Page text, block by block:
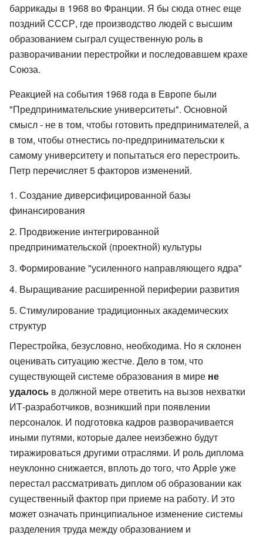
баррикады в 1968 во Франции. Я бы сюда отнес еще
поздний СССР, где производство людей с высшим
образованием сыграл существенную роль в
разворачивании перестройки и последовавшем крахе
Союза.
Реакцией на события 1968 года в Европе были
"Предпринимательские университеты". Основной
смысл - не в том, чтобы готовить предпринимателей, а
в том, чтобы отнестись по-предпринимательски к
самому университету и попытаться его перестроить.
Петр перечисляет 5 факторов изменений.
Создание диверсифицированной базы
финансирования
Продвижение интегрированной
предпринимательской (проектной) культуры
Формирование "усиленного направляющего ядра"
Выращивание расширенной периферии развития
Стимулирование традиционных академических
структур
Перестройка, безусловно, необходима. Но я склонен
оценивать ситуацию жестче. Дело в том, что
существующей системе образования в мире не
удалось в должной мере ответить на вызов нехватки
ИТ-разработчиков, возникший при появлении
персоналок. И подготовка кадров разворачивается
иными путями, которые далее неизбежно будут
тиражироваться другими отраслями. И роль диплома
неуклонно снижается, вплоть до того, что Apple уже
перестал рассматривать диплом об образовании как
существенный фактор при приеме на работу. И это
может означать принципиальное изменение системы
разделения труда между образованием и